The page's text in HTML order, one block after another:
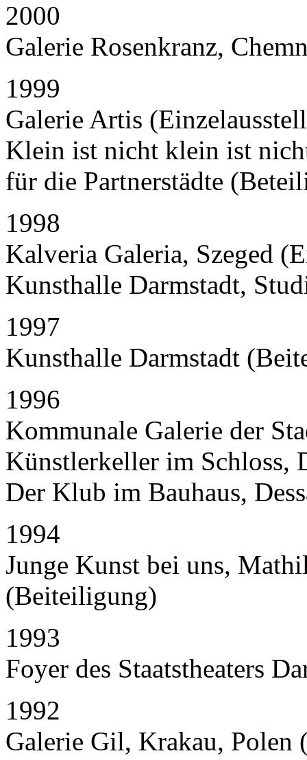
2000
Galerie Rosenkranz,
1999
Galerie Artis
Klein ist nicht klein ist
für die Partnerstädte
1998
Kalveria Galeria, Szeged
Kunsthalle Darmstadt,
1997
Kunsthalle Darmstadt
1996
Kommunale Galerie der
Künstlerkeller im Schloss,
Der Klub im Bauhaus,
1994
Junge Kunst bei uns,
(Beiteiligung)
1993
Foyer des Staatstheaters
1992
Galerie Gil, Krakau, Polen